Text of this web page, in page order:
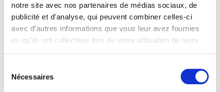
notre site avec nos partenaires de médias sociaux, de
publicité et d'analyse, qui peuvent combiner celles-ci
avec d'autres informations que vous leur avez fournies
ou qu'ils ont collectées lors de votre utilisation de leurs
Nécessaires